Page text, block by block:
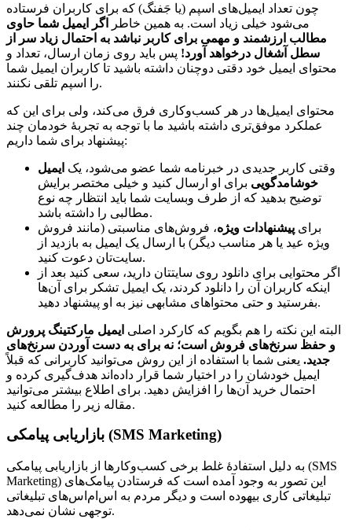
چون تعداد ایمیل‌های اسپم (یا جَفنگ) که برای کاربران فرستاده
می‌شود خیلی زیاد است. به همین خاطر
اگر ایمیل شما حاوی
مطالب ارزشمند و مهمی برای کاربر نباشد به احتمال زیاد سر از
سطل آشغال درخواهد آورد! پس باید روی زمان ارسال، تعداد و
محتوای ایمیل خود دقتی دوچنان داشته باشید تا کاربران ایمیل شما
را اسپم تلقی نکنند.
محتوای ایمیل‌‌ها در هر کسب‌وکاری فرق می‌کند، ولی برای این که
عملکرد موفق‌تری داشته باشید ما با توجه به تجربۀ خودمان چند
پیشنهاد برای شما داریم:
وقتی کاربر جدیدی در خبرنامه شما عضو می‌شود، یک ایمیل
خوشامدگویی برای او ارسال کنید و خیلی مختصر برایش
توضیح بدهید که از طرف وبسایت شما باید انتظار چه نوع
مطالبی را داشته باشد.
برای پیشنهادات ویژه، فروش‌های مناسبتی (مانند فروش
ویژه عید یا هر مناسب دیگر) با ارسال یک ایمیل به بازدید از
سایت‌تان دعوت کنید.
اگر محتوایی برای دانلود روی سایتتان دارید، سعی کنید بعد از
اینکه کاربران آن را دانلود کردند، یک ایمیل تشکر برای آن‌ها
بفرستید و حتی محتواهای مشابهی نیز به او پیشنهاد دهید.
البته این نکته را هم بگویم که کارکرد اصلی ایمیل مارکتینگ پرورش
و حفظ سرنخ‌های فروش است؛ نه برای به دست آوردن سرنخ‌های
جدید. یعنی شما با استفاده از این روش می‌توانید کاربرانی که قبلاً
ایمیل خودشان را در اختیار شما قرار داده‌اند هدف‌گیری کرده و
احتمال خرید آن‌‌ها را افزایش دهید. برای اطلاع بیشتر می‌توانید
مقاله زیر را مطالعه کنید.
بازاریابی پیامکی (SMS Marketing)
به دلیل استفادۀ غلط برخی کسب‌وکارها از بازاریابی پیامکی (SMS
Marketing) این تصور به وجود آمده است که فرستادن پیامک‌های
تبلیغاتی کاری بیهوده است و دیگر مردم به اس‌ام‌اس‌های تبلیغاتی
توجهی نشان نمی‌دهد.